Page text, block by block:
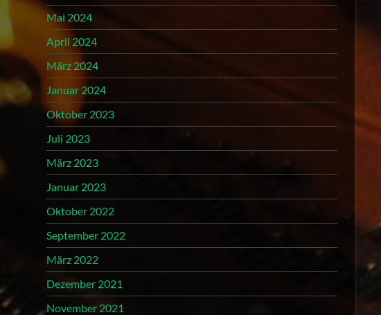
Mai 2024
April 2024
März 2024
Januar 2024
Oktober 2023
Juli 2023
März 2023
Januar 2023
Oktober 2022
September 2022
März 2022
Dezember 2021
November 2021